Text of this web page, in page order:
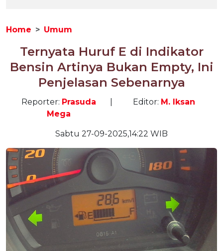
Home Umum
Ternyata Huruf E di Indikator
Bensin Artinya Bukan Empty, Ini
Penjelasan Sebenarnya
Reporter: Prasuda
Mega
Editor: M. Iksan
Sabtu 27-09-2025,14:22 WIB